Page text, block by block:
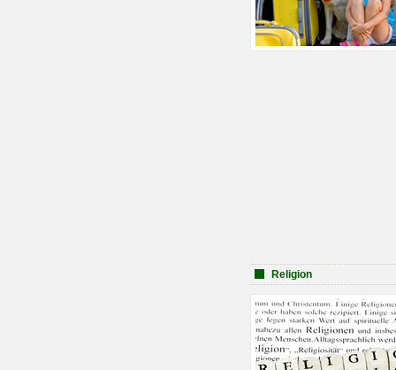
Religion